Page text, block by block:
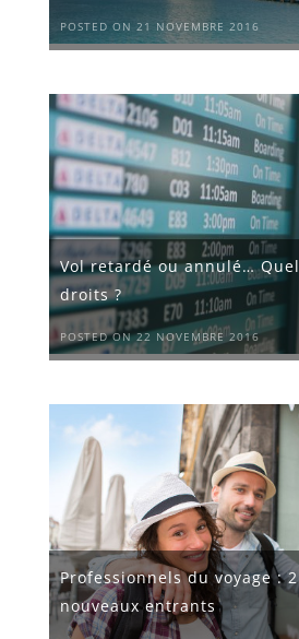
POSTED ON 21 NOVEMBRE 2016
Vol retardé ou annulé…
droits ?
POSTED ON 22 NOVEMBRE 2016
Professionnels du voyage :
nouveaux entrants